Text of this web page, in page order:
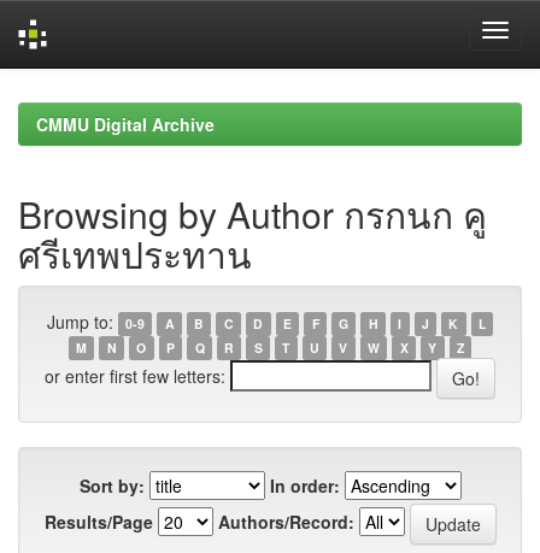
navigationCMMU Digital Archive
Browsing by Author กรกนก คู
ศรีเทพประทาน
Jump to: 0-9 A B C D E F G H I J K
L
M
N O P Q R S T U V W X Y Z
or enter first few letters:
Sort by:
In order:
Results/Page
Authors/Record: